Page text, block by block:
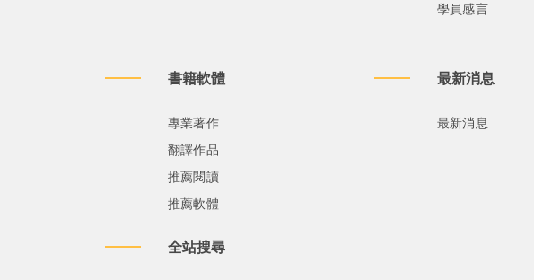
學員感言
書籍軟體
專業著作
翻譯作品
推薦閱讀
推薦軟體
最新消息
最新消息
全站搜尋